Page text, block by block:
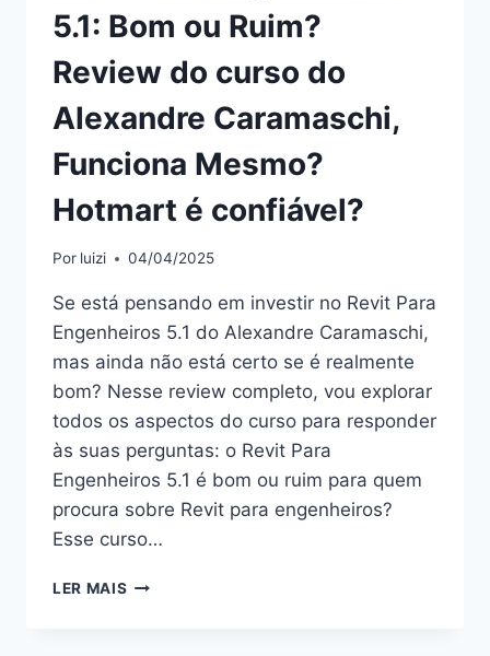
5.1: Bom ou Ruim?
Review do curso do
Alexandre Caramaschi,
Funciona Mesmo?
Hotmart é confiável?
Por luizi 04/04/2025
Se está pensando em investir no Revit Para
Engenheiros 5.1 do Alexandre Caramaschi,
mas ainda não está certo se é realmente
bom? Nesse review completo, vou explorar
todos os aspectos do curso para responder
às suas perguntas: o Revit Para
Engenheiros 5.1 é bom ou ruim para quem
procura sobre Revit para engenheiros?
Esse curso…
LER MAIS REVIT